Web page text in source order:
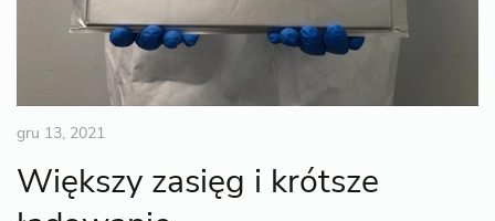
gru 13, 2021
Większy zasięg i krótsze